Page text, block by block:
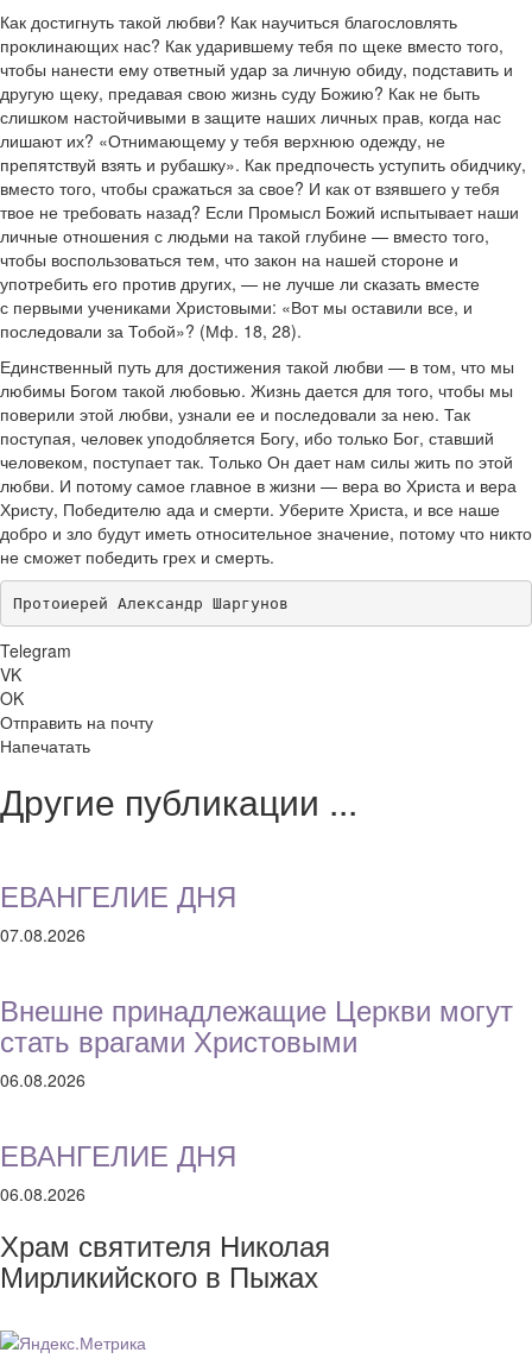
Как достигнуть такой любви? Как научиться благословлять
проклинающих нас? Как ударившему тебя по щеке вместо того,
чтобы нанести ему ответный удар за личную обиду, подставить и
другую щеку, предавая свою жизнь суду Божию? Как не быть
слишком настойчивыми в защите наших личных прав, когда нас
лишают их? «Отнимающему у тебя верхнюю одежду, не
препятствуй взять и рубашку». Как предпочесть уступить обидчику,
вместо того, чтобы сражаться за свое? И как от взявшего у тебя
твое не требовать назад? Если Промысл Божий испытывает наши
личные отношения с людьми на такой глубине — вместо того,
чтобы воспользоваться тем, что закон на нашей стороне и
употребить его против других, — не лучше ли сказать вместе
с первыми учениками Христовыми: «Вот мы оставили все, и
последовали за Тобой»? (Мф. 18, 28).
Единственный путь для достижения такой любви — в том, что мы
любимы Богом такой любовью. Жизнь дается для того, чтобы мы
поверили этой любви, узнали ее и последовали за нею. Так
поступая, человек уподобляется Богу, ибо только Бог, ставший
человеком, поступает так. Только Он дает нам силы жить по этой
любви. И потому самое главное в жизни — вера во Христа и вера
Христу, Победителю ада и смерти. Уберите Христа, и все наше
добро и зло будут иметь относительное значение, потому что никто
не сможет победить грех и смерть.
Протоиерей Александр Шаргунов
Telegram
VK
OK
Отправить на почту
Напечатать
Другие публикации ...
ЕВАНГЕЛИЕ ДНЯ
07.08.2026
Внешне принадлежащие Церкви могут
стать врагами Христовыми
06.08.2026
ЕВАНГЕЛИЕ ДНЯ
06.08.2026
Храм святителя Николая
Мирликийского в Пыжах